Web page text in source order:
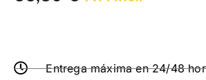
Entrega máxima en 24/48